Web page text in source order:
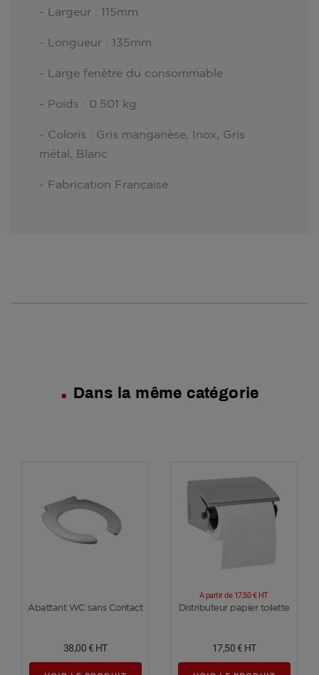
- Largeur : 115mm
- Longueur : 135mm
- Large fenêtre du consommable
- Poids : 0.501 kg
- Coloris : Gris manganèse, Inox, Gris
métal, Blanc
- Fabrication Française
Dans la même catégorie
Voir plus
Abattant WC sans Contact
38,00 € HT
Voir plus
Distributeur papier toilette
A partir de 17,50 € HT
17,50 € HT